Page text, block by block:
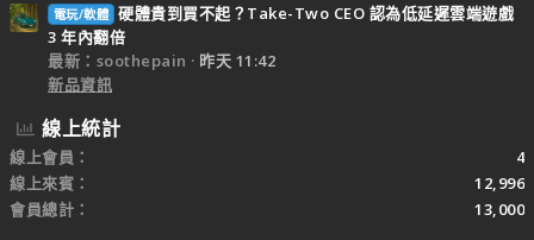
電玩/軟體 硬體貴到買不起？Take-Two CEO 認為低延遲雲端遊戲
3 年內翻倍
最新：soothepain
昨天 11:42
新品資訊
線上統計
線上會員
4
線上來賓
12,996
會員總計
13,000